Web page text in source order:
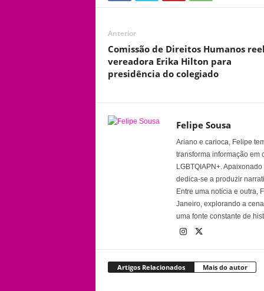
Anterior
Comissão de Direitos Humanos
vereadora Erika Hilton para
presidência do colegiado
Felipe Sousa
Ariano e carioca, Felipe
transforma informação em
LGBTQIAPN+.
dedica-se a produzir
Entre uma notícia e outra,
Janeiro, explorando a
uma fonte constante de
Artigos Relacionados Mais do autor